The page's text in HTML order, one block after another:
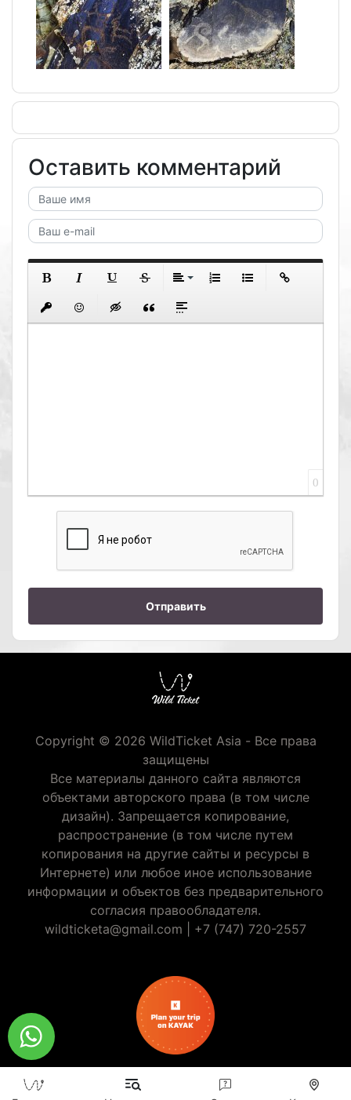
Оставить комментарий
0
Отправить
Copyright © 2026 WildTicket Asia - Все права
защищены
Все материалы данного сайта являются
объектами авторского права (в том числе
дизайн). Запрещается копирование,
распространение (в том числе путем
копирования на другие сайты и ресурсы в
Интернете) или любое иное использование
информации и объектов без предварительного
согласия правообладателя.
wildticketa@gmail.com
+7 (747) 720-2557